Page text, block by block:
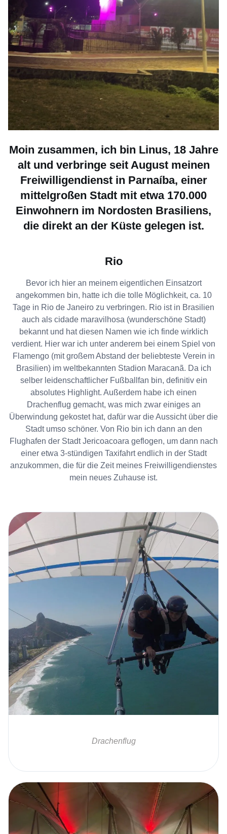
Moin zusammen, ich bin Linus, 18 Jahre
alt und verbringe seit August meinen
Freiwilligendienst in Parnaíba, einer
mittelgroßen Stadt mit etwa 170.000
Einwohnern im Nordosten Brasiliens,
die direkt an der Küste gelegen ist.
Rio
Bevor ich hier an meinem eigentlichen Einsatzort
angekommen bin, hatte ich die tolle Möglichkeit, ca. 10
Tage in Rio de Janeiro zu verbringen. Rio ist in Brasilien
auch als cidade maravilhosa (wunderschöne Stadt)
bekannt und hat diesen Namen wie ich finde wirklich
verdient. Hier war ich unter anderem bei einem Spiel von
Flamengo (mit großem Abstand der beliebteste Verein in
Brasilien) im weltbekannten Stadion Maracanã. Da ich
selber leidenschaftlicher Fußballfan bin, definitiv ein
absolutes Highlight. Außerdem habe ich einen
Drachenflug gemacht, was mich zwar einiges an
Überwindung gekostet hat, dafür war die Aussicht über die
Stadt umso schöner. Von Rio bin ich dann an den
Flughafen der Stadt Jericoacoara geflogen, um dann nach
einer etwa 3-stündigen Taxifahrt endlich in der Stadt
anzukommen, die für die Zeit meines Freiwilligendienstes
mein neues Zuhause ist.
Drachenflug